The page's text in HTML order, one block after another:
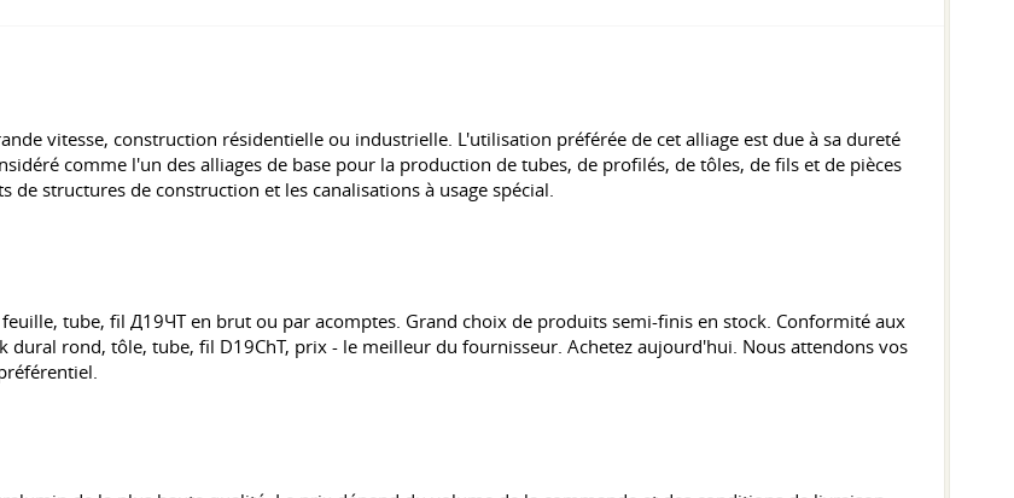
vitesse, construction résidentielle ou industrielle. L'utilisation préférée de cet alliage est due à sa dureté
comme l'un des alliages de base pour la production de tubes, de profilés, de tôles, de fils et de pièces
structures de construction et les canalisations à usage spécial.
tube, fil Д19ЧТ en brut ou par acomptes. Grand choix de produits semi-finis en stock. Conformité aux
dural rond, tôle, tube, fil D19ChT, prix - le meilleur du fournisseur. Achetez aujourd'hui. Nous attendons vos